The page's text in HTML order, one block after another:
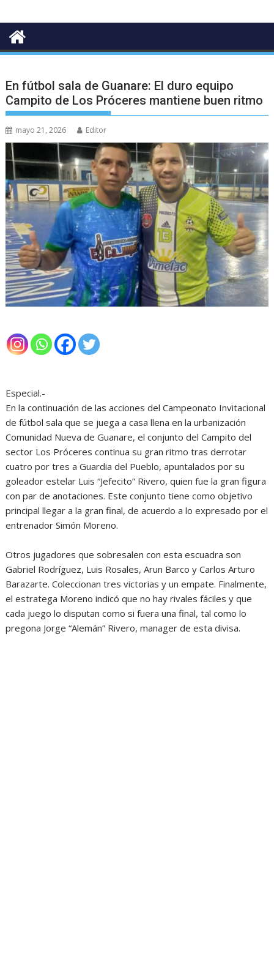
En fútbol sala de Guanare: El duro equipo
Campito de Los Próceres mantiene buen ritmo
mayo 21, 2026 Editor
Especial.-
En la continuación de las acciones del Campeonato Invitacional
de fútbol sala que se juega a casa llena en la urbanización
Comunidad Nueva de Guanare, el conjunto del Campito del
sector Los Próceres continua su gran ritmo tras derrotar
cuatro por tres a Guardia del Pueblo, apuntalados por su
goleador estelar Luis “Jefecito” Rivero, quien fue la gran figura
con par de anotaciones. Este conjunto tiene como objetivo
principal llegar a la gran final, de acuerdo a lo expresado por el
entrenador Simón Moreno.
Otros jugadores que sobresalen con esta escuadra son
Gabriel Rodríguez, Luis Rosales, Arun Barco y Carlos Arturo
Barazarte. Coleccionan tres victorias y un empate. Finalmente,
el estratega Moreno indicó que no hay rivales fáciles y que
cada juego lo disputan como si fuera una final, tal como lo
pregona Jorge “Alemán” Rivero, manager de esta divisa.